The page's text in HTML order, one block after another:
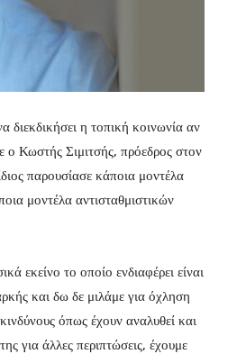
η τοπική κοινωνία αν
ο Κωστής Σιμιτσής, πρόεδρος στον
παρουσίασε κάποια μοντέλα
μοντέλα αντισταθμιστικών
εκείνο το οποίο ενδιαφέρει είναι
και δω δε μιλάμε για όχληση
όπως έχουν αναλυθεί και
για άλλες περιπτώσεις, έχουμε